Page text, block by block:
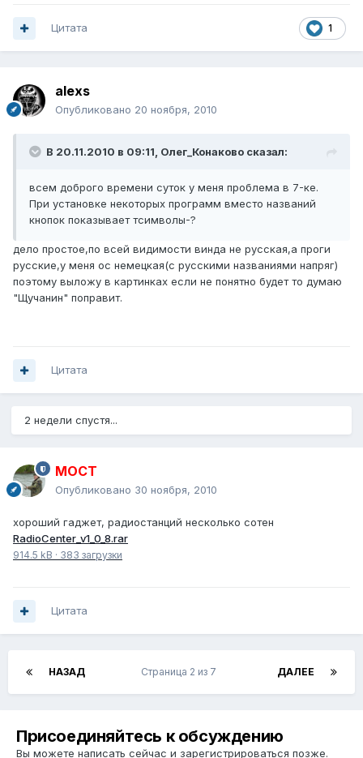
1
Цитата
alexs
Опубликовано 20 ноября, 2010
В 20.11.2010 в 09:11, Олег_Конаково сказал:
всем доброго времени суток у меня проблема в 7-ке.
При установке некоторых программ вместо названий
кнопок показывает тсимволы-?
дело простое,по всей видимости винда не русская,а проги
русские,у меня ос немецкая(с русскими названиями напряг)
поэтому выложу в картинках если не понятно будет то думаю
"Щучанин" поправит.
Цитата
2 недели спустя...
MOCT
Опубликовано 30 ноября, 2010
хороший гаджет, радиостанций несколько сотен
RadioCenter_v1_0_8.rar
914.5 kB · 383 загрузки
Цитата
НАЗАД ДАЛЕЕ
Страница 2 из 7
Присоединяйтесь к обсуждению
Вы можете написать сейчас и зарегистрироваться позже.